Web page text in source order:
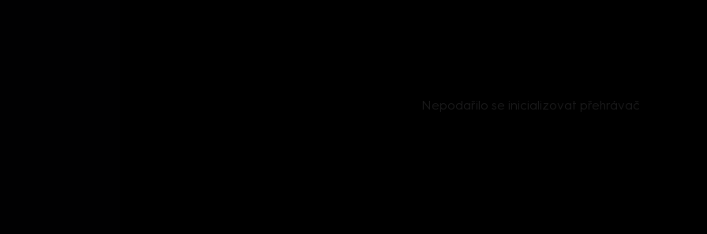
Nepodařilo se inicializovat přehrávač